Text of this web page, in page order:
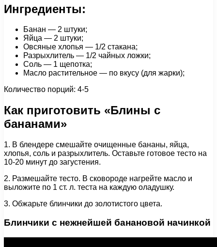
Ингредиенты:
Банан — 2 штуки;
Яйца — 2 штуки;
Овсяные хлопья — 1/2 стакана;
Разрыхлитель — 1/2 чайных ложки;
Соль — 1 щепотка;
Масло растительное — по вкусу (для жарки);
Количество порций: 4-5
Как приготовить «Блины с
бананами»
1. В блендере смешайте очищенные бананы, яйца,
хлопья, соль и разрыхлитель. Оставьте готовое тесто на
10-20 минут до загустения.
2. Размешайте тесто. В сковороде нагрейте масло и
выложите по 1 ст. л. теста на каждую оладушку.
3. Обжарьте блинчики до золотистого цвета.
Блинчики с нежнейшей банановой начинкой